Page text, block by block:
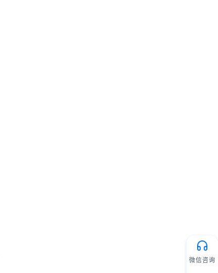
微信咨询